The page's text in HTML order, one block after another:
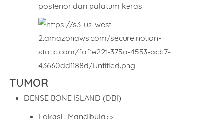
posterior dari palatum keras
TUMOR
DENSE BONE ISLAND (DBI)
Lokasi : Mandibula>>